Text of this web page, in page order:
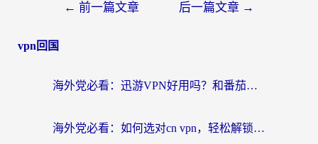
← 前一篇文章 后一篇文章 →
vpn回国
海外党必看：迅游VPN好用吗？和番茄加速器VPN对比哪个回国效果更好？
海外党必看：如何选对cn vpn，轻松解锁国内影音游戏？